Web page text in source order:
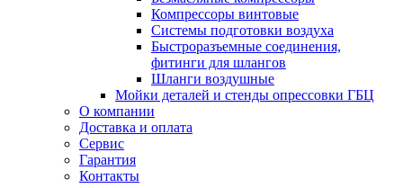
Компрессоры винтовые
Системы подготовки воздуха
Быстроразъемные соединения,
фитинги для шлангов
Шланги воздушные
Мойки деталей и стенды опрессовки ГБЦ
О компании
Доставка и оплата
Сервис
Гарантия
Контакты